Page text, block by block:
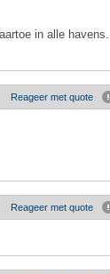
in alle havens.
Reageer met quote
Reageer met quote